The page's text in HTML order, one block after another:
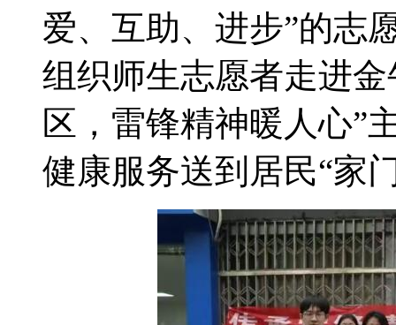
爱、互助、进步”的志
组织师生志愿者走进
区，雷锋精神暖人心”
健康服务送到居民“家